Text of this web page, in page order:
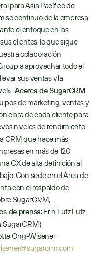
para Asia Pacífico de
continuo de la empresa
el enfoque en las
clientes, lo que sigue
colaboración
a aprovechar todo el
sus ventas y la
Acerca de SugarCRM
de marketing, ventas y
clara de cada cliente para
niveles de rendimiento
CRM que hace más
en más de 120
CX de alta definición al
Con sede en el Área de
con el respaldo de
SugarCRM,
de prensa: Erin Lutz Lutz
Ong-Wisener